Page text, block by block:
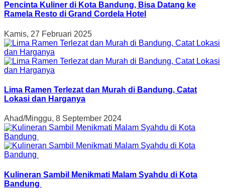
Pencinta Kuliner di Kota Bandung, Bisa Datang ke
Ramela Resto di Grand Cordela Hotel
Kamis, 27 Februari 2025
Lima Ramen Terlezat dan Murah di Bandung, Catat
Lokasi dan Harganya
Ahad/Minggu, 8 September 2024
Kulineran Sambil Menikmati Malam Syahdu di Kota
Bandung